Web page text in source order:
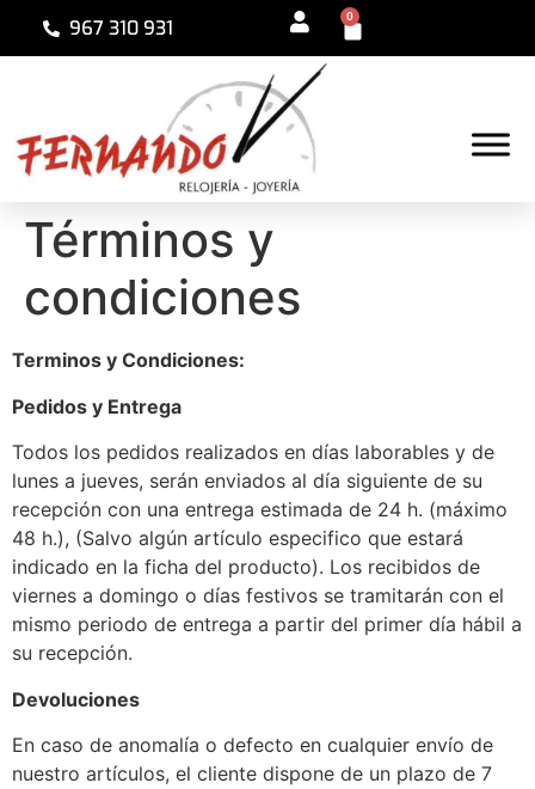
967 310 931 0
Términos y
condiciones
Terminos y Condiciones:
Pedidos y Entrega
Todos los pedidos realizados en días laborables y de
lunes a jueves, serán enviados al día siguiente de su
recepción con una entrega estimada de 24 h. (máximo
48 h.), (Salvo algún artículo especifico que estará
indicado en la ficha del producto). Los recibidos de
viernes a domingo o días festivos se tramitarán con el
mismo periodo de entrega a partir del primer día hábil a
su recepción.
Devoluciones
En caso de anomalía o defecto en cualquier envío de
nuestro artículos, el cliente dispone de un plazo de 7